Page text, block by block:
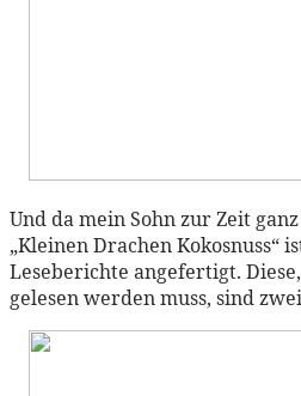
Und da mein Sohn zur Zeit
„Kleinen Drachen Kokosnuss“
Leseberichte angefertigt.
gelesen werden muss, sind